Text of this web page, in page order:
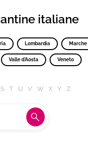
italiane
Lombardia Marche
Valle d'Aosta Veneto
S T U V W X Y Z